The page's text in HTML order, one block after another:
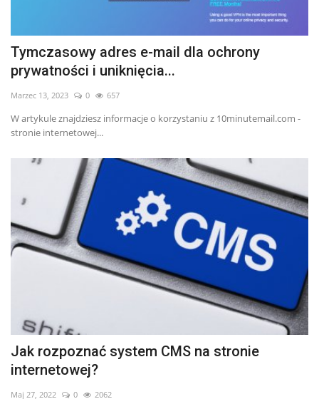
Tymczasowy adres e-mail dla ochrony
prywatności i uniknięcia...
Marzec 13, 2023 0 657
W artykule znajdziesz informacje o korzystaniu z 10minutemail.com -
stronie internetowej...
Jak rozpoznać system CMS na stronie
internetowej?
Maj 27, 2022 0 2062